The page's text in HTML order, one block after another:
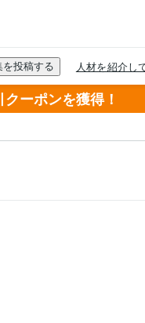
ーポンを獲得！